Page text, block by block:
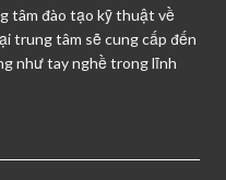
tâm đào tạo kỹ thuật về
trung tâm sẽ cung cấp đến
như tay nghề trong lĩnh